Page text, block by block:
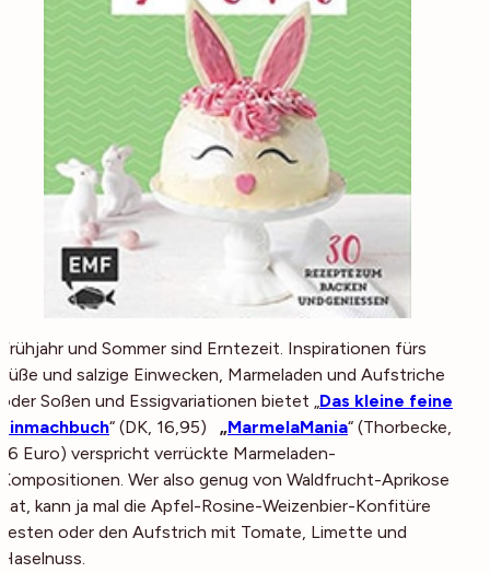
Frühjahr und Sommer sind Erntezeit. Inspirationen fürs
süße und salzige Einwecken, Marmeladen und Aufstriche
oder Soßen und Essigvariationen bietet „Das kleine feine
Einmachbuch“ (DK, 16,95) „MarmelaMania“ (Thorbecke,
16 Euro) verspricht verrückte Marmeladen-
Kompositionen. Wer also genug von Waldfrucht-Aprikose
hat, kann ja mal die Apfel-Rosine-Weizenbier-Konfitüre
testen oder den Aufstrich mit Tomate, Limette und
Haselnuss.